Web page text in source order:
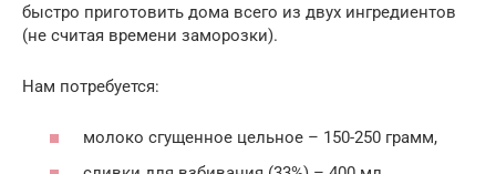
быстро приготовить дома всего из двух ингредиентов
(не считая времени заморозки).
Нам потребуется:
молоко сгущенное цельное – 150-250 грамм,